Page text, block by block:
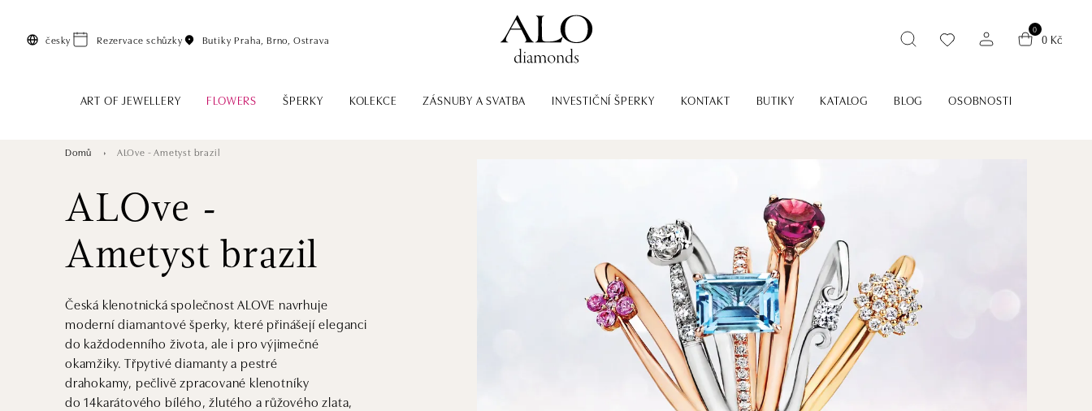
česky Rezervace schůzky Butiky Praha, Brno, Ostrava
0
0 Kč
ART OF JEWELLERY FLOWERS ŠPERKY KOLEKCE ZÁSNUBY A SVATBA INVESTIČNÍ ŠPERKY KONTAKT BUTIKY KATALOG BLOG OSOBNOSTI
Domů ALOve - Ametyst brazil
ALOve -
Ametyst brazil
Česká klenotnická společnost ALOVE navrhuje
moderní diamantové šperky, které přinášejí eleganci
do každodenního života, ale i pro výjimečné
okamžiky. Třpytivé diamanty a pestré
drahokamy, pečlivě zpracované klenotníky
do 14karátového bílého, žlutého a růžového zlata,